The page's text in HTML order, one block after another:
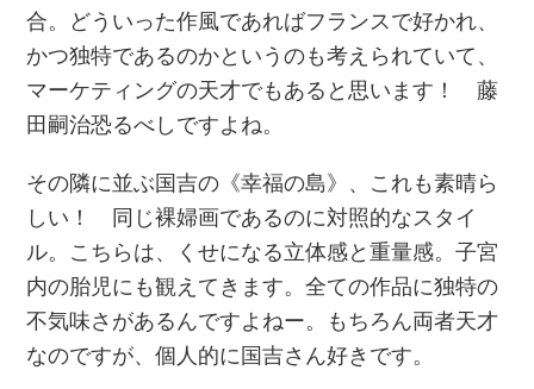
合。どういった作風であればフランスで好かれ、
かつ独特であるのかというのも考えられていて、
マーケティングの天才でもあると思います！ 藤
田嗣治恐るべしですよね。
その隣に並ぶ国吉の《幸福の島》、これも素晴ら
しい！ 同じ裸婦画であるのに対照的なスタイ
ル。こちらは、くせになる立体感と重量感。子宮
内の胎児にも観えてきます。全ての作品に独特の
不気味さがあるんですよねー。もちろん両者天才
なのですが、個人的に国吉さん好きです。